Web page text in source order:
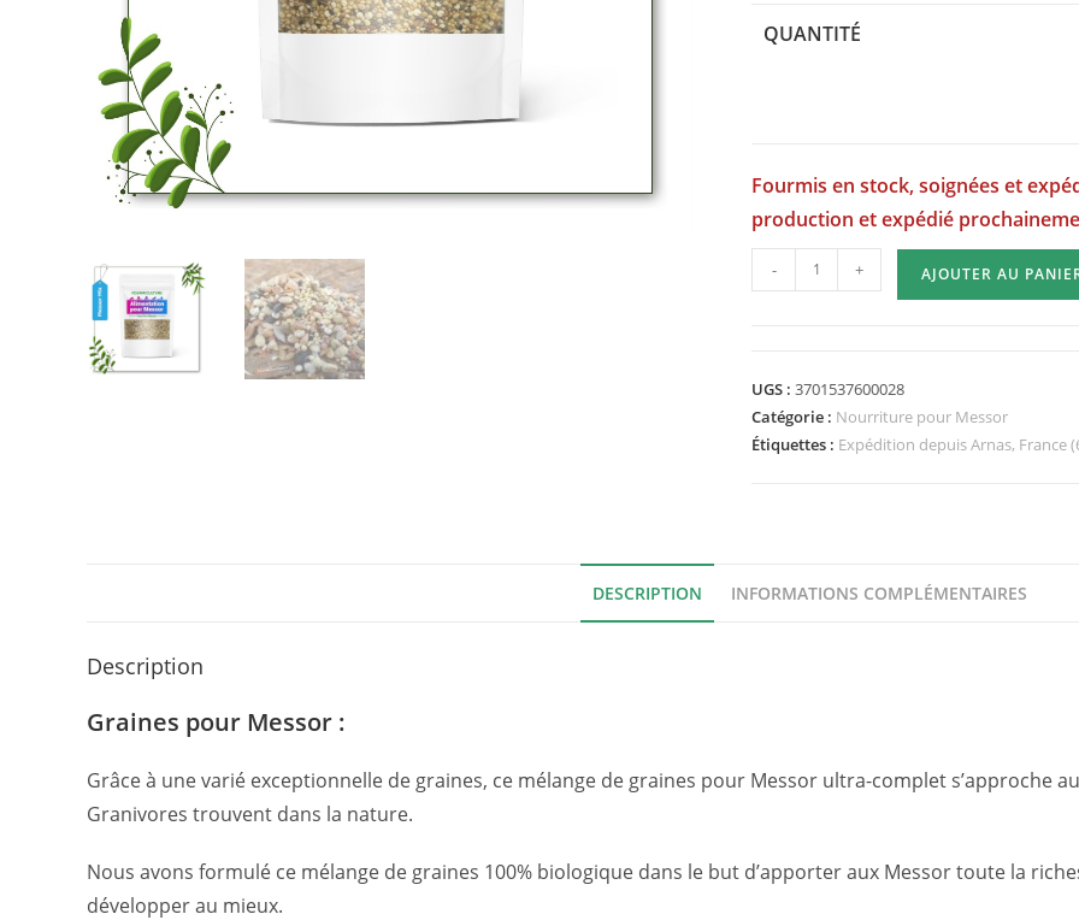
QUANTITÉ
Fourmis en stock, soignées et
production et expédié
quantité
de
-
Mélange
de
- + AJOUTER AU
UGS : 3701537600028
Catégorie : Nourriture pour Messor
Étiquettes : Expédition depuis Arnas, France
DESCRIPTION INFORMATIONS COMPLÉMENTAIRES
Description
Graines pour Messor :
Grâce à une varié exceptionnelle de graines, ce mélange de graines pour Messor ultra-complet s’approche
Granivores trouvent dans la nature.
Nous avons formulé ce mélange de graines 100% biologique dans le but d’apporter aux Messor toute la
développer au mieux.